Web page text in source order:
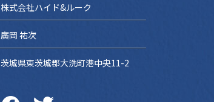
株式会社ハイド&ルーク
廣岡 祐次
茨城県東茨城郡大洗町港中央11-2